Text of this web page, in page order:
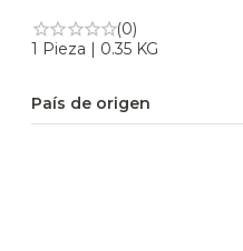
(0)
1 Pieza | 0.35 KG
País de origen